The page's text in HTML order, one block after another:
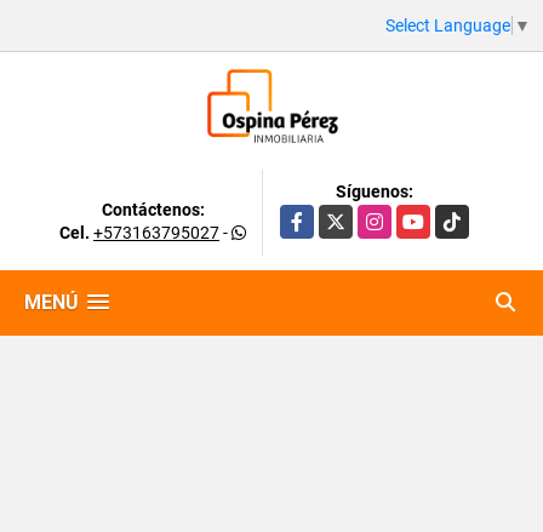
Select Language ▼
Contáctenos:
Cel. +573163795027-
Síguenos:
Facebook
X InstagramYouTubeTikTok
MENÚ